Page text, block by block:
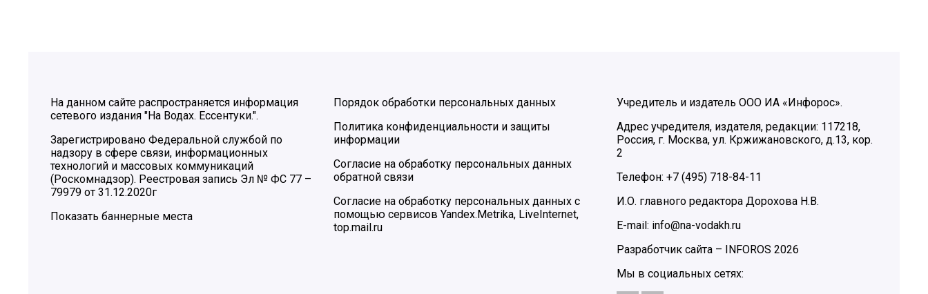
На данном сайте распространяется информация
сетевого издания "На Водах. Ессентуки.".
Зарегистрировано Федеральной службой по
надзору в сфере связи, информационных
технологий и массовых коммуникаций
(Роскомнадзор). Реестровая запись Эл № ФС 77 –
79979 от 31.12.2020г
Показать баннерные места
Порядок обработки персональных данных
Политика конфиденциальности и защиты
информации
Согласие на обработку персональных данных
обратной связи
Согласие на обработку персональных данных с
помощью сервисов Yandex.Metrika, LiveInternet,
top.mail.ru
Учредитель и издатель ООО ИА «Инфорос».
Адрес учредителя, издателя, редакции: 117218,
Россия, г. Москва, ул. Кржижановского, д.13, кор.
2
Телефон: +7 (495) 718-84-11
И.О. главного редактора Дорохова Н.В.
E-mail: info@na-vodakh.ru
Разработчик сайта –
INFOROS 2026
Мы в социальных сетях: